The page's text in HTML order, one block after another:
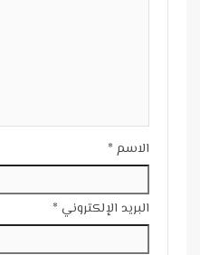
الاسم *
البريد الإلكتروني *